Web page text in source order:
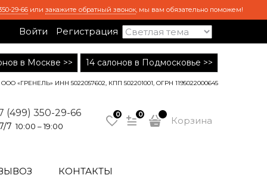
29-66 или закажите обратный звонок, мы вам обязательно поможем!
Войти Регистрация
в Москве >> 14 салонов в Подмосковье >>
ООО «ГРЕНЕЛЬ» ИНН 5022057602, КПП 502201001, ОГРН 1195022000645
(499) 350-29-66
7 10:00 – 19:00
0 0
Корзина
КОНТАКТЫ